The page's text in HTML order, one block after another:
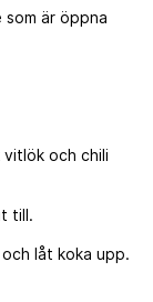
är öppna
och chili
till.
låt koka upp.